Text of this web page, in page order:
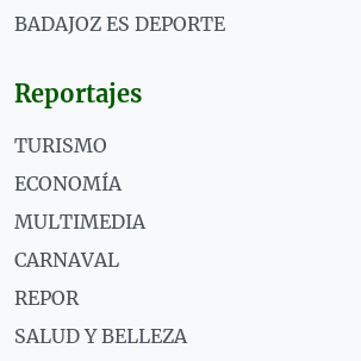
BADAJOZ ES DEPORTE
Reportajes
TURISMO
ECONOMÍA
MULTIMEDIA
CARNAVAL
REPOR
SALUD Y BELLEZA